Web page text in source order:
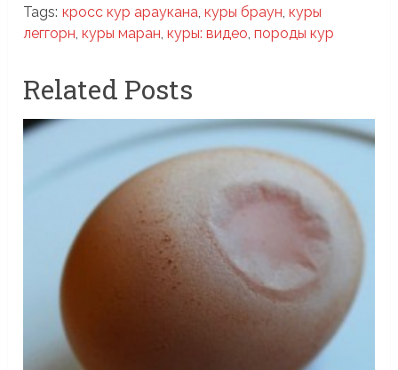
Tags: кросс кур араукана,куры браун,куры
леггорн,куры маран,куры: видео,породы кур
Related Posts